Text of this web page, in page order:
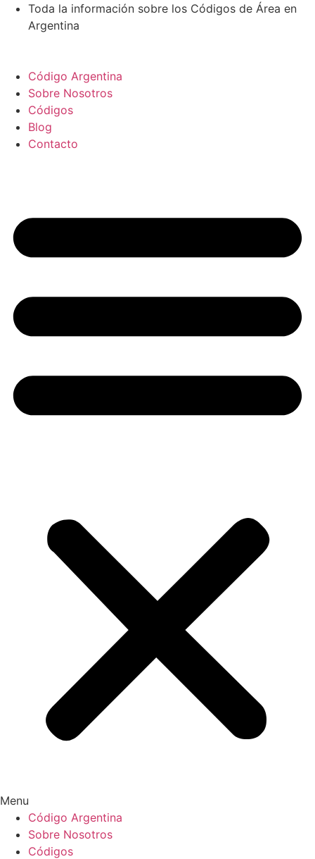
Toda la información sobre los Códigos de Área en
Argentina
Código Argentina
Sobre Nosotros
Códigos
Blog
Contacto
Menu
Código Argentina
Sobre Nosotros
Códigos